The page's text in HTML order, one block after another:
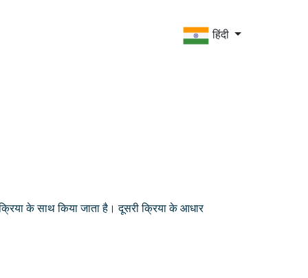
हिंदी
के साथ किया जाता है। दूसरी क्रिया के आधार